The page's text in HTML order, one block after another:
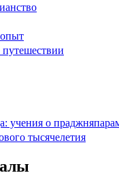
учения о
тысячелетия